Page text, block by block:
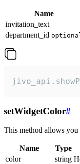
Name
invitation_text
department_id
setWidgetColor#
This method allows you
Name Type
color
string